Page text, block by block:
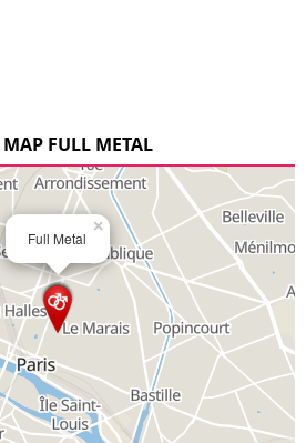
MAP FULL METAL
Full Metal
×